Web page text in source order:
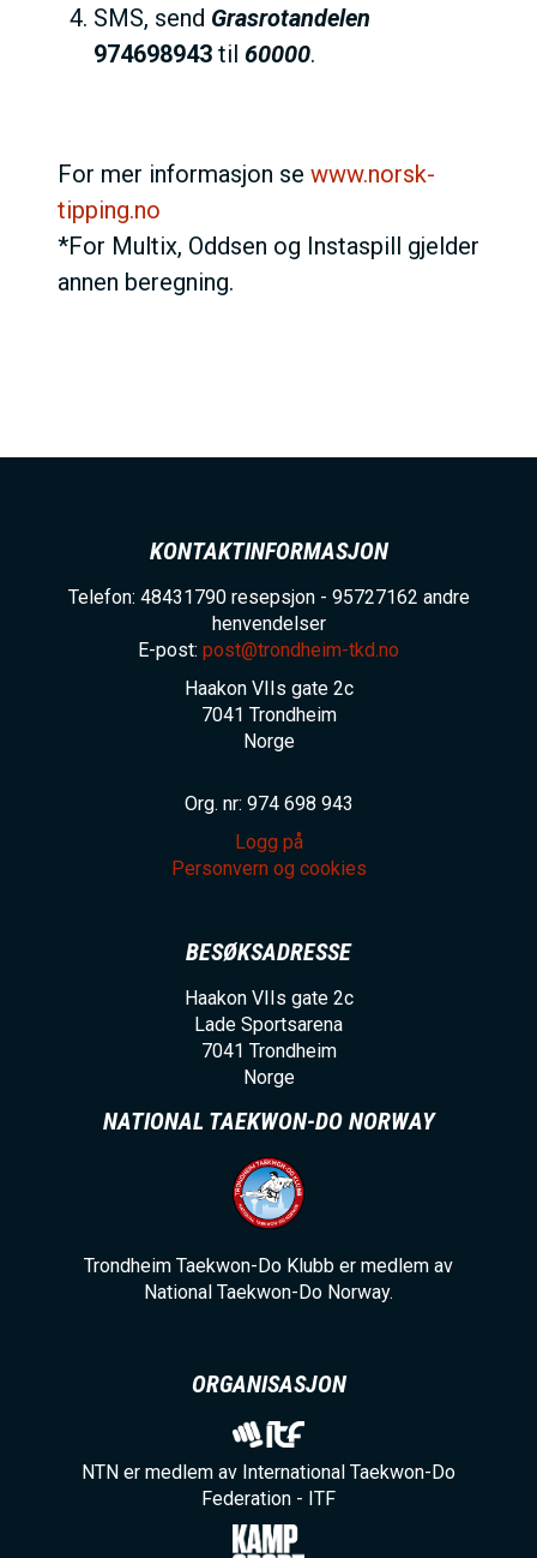
SMS, send Grasrotandelen
974698943 til 60000.
For mer informasjon se www.norsk-
tipping.no
*For Multix, Oddsen og Instaspill gjelder
annen beregning.
KONTAKTINFORMASJON
Telefon: 48431790 resepsjon - 95727162 andre
henvendelser
E-post: post@trondheim-tkd.no
Haakon VIIs gate 2c
7041 Trondheim
Norge
Org. nr: 974 698 943
Logg på
Personvern og cookies
BESØKSADRESSE
Haakon VIIs gate 2c
Lade Sportsarena
7041 Trondheim
Norge
NATIONAL TAEKWON-DO NORWAY
Trondheim Taekwon-Do Klubb er medlem av
National Taekwon-Do Norway.
ORGANISASJON
NTN er medlem av International Taekwon-Do
Federation - ITF